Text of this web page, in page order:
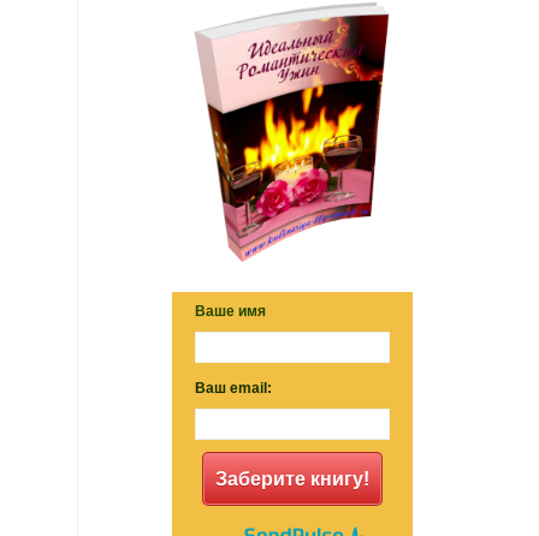
Ваше имя
Ваш email:
Заберите книгу!